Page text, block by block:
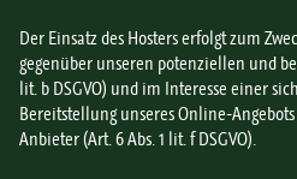
Der Einsatz des Hosters erfolgt zum
gegenüber unseren potenziellen und
lit. b DSGVO) und im Interesse einer
Bereitstellung unseres Online-
Anbieter (Art. 6 Abs. 1 lit. f DSGVO).